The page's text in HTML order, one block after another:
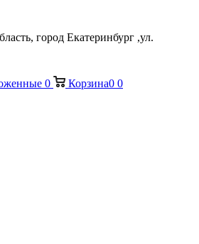
город Екатеринбург ,ул.
0 Корзина0 0